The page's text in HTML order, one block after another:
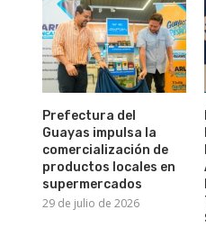
Nicolás Maduro
nuevamente ante la Justicia
22 de julio de 2026
Prefectura del
Guayas impulsa la
comercialización de
productos locales en
supermercados
29 de julio de 2026